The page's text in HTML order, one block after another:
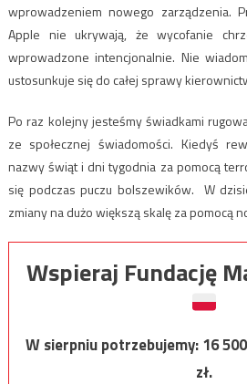
wprowadzeniem nowego zarządzenia.
Apple nie ukrywają, że wycofanie
wprowadzone intencjonalnie. Nie
ustosunkuje się do całej sprawy
Po raz kolejny jesteśmy świadkami
ze społecznej świadomości. Kiedyś
nazwy świąt i dni tygodnia za pomocą
się podczas puczu bolszewików. W
zmiany na dużo większą skalę za pomocą
Wspieraj Fundację
W sierpniu potrzebujemy:16 500
zł.